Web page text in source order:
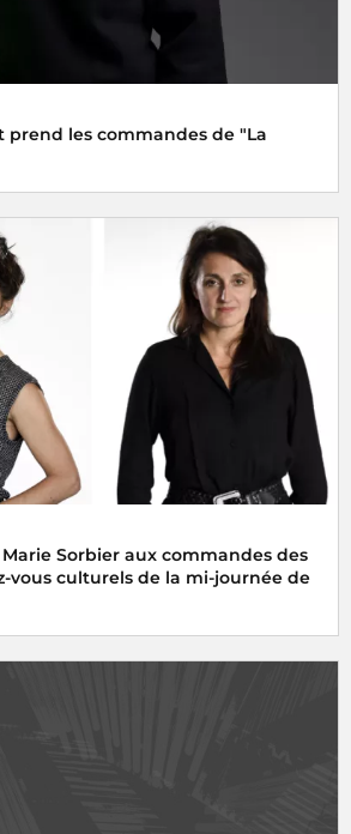
prend les commandes de "La
Sorbier aux commandes des
vous culturels de la mi-journée de